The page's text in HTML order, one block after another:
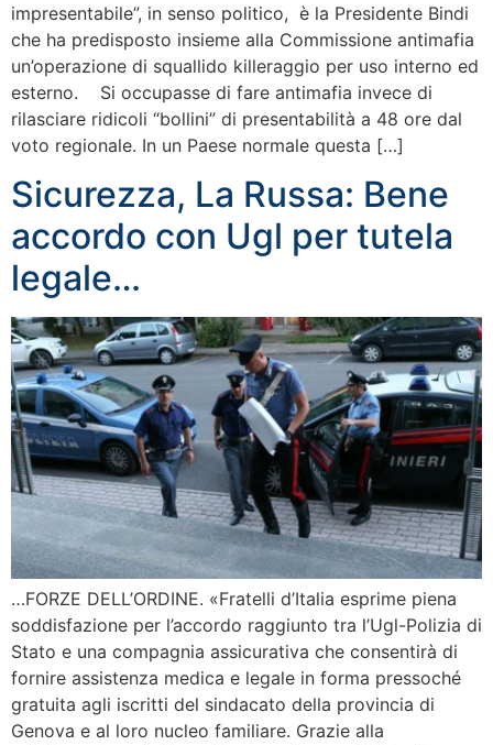
impresentabile”, in senso politico, è la Presidente Bindi
che ha predisposto insieme alla Commissione antimafia
un’operazione di squallido killeraggio per uso interno ed
esterno. Si occupasse di fare antimafia invece di
rilasciare ridicoli “bollini” di presentabilità a 48 ore dal
voto regionale. In un Paese normale questa […]
Sicurezza, La Russa: Bene
accordo con Ugl per tutela
legale…
…FORZE DELL’ORDINE. «Fratelli d’Italia esprime piena
soddisfazione per l’accordo raggiunto tra l’Ugl-Polizia di
Stato e una compagnia assicurativa che consentirà di
fornire assistenza medica e legale in forma pressoché
gratuita agli iscritti del sindacato della provincia di
Genova e al loro nucleo familiare. Grazie alla